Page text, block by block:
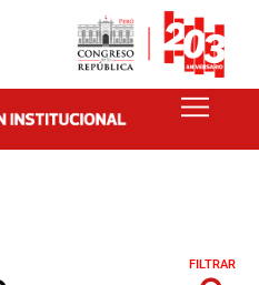
FILTRAR